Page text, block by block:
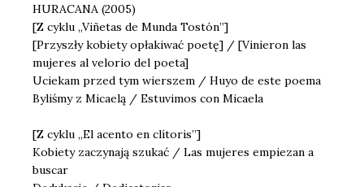
HURACANA (2005)
[Z cyklu „Viñetas de Munda Tostón”]
[Przyszły kobiety opłakiwać poetę] / [Vinieron las
mujeres al velorio del poeta]
Uciekam przed tym wierszem / Huyo de este poema
Byliśmy z Micaelą / Estuvimos con Micaela
[Z cyklu „El acento en clítoris”]
Kobiety zaczynają szukać / Las mujeres empiezan a
buscar